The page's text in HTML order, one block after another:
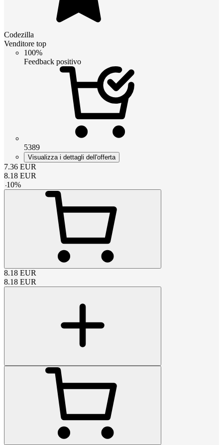
Codezilla
Venditore top
100%
Feedback positivo
5389
Visualizza i dettagli dell'offerta
7.36 EUR
8.18 EUR
-10%
8.18 EUR
8.18 EUR